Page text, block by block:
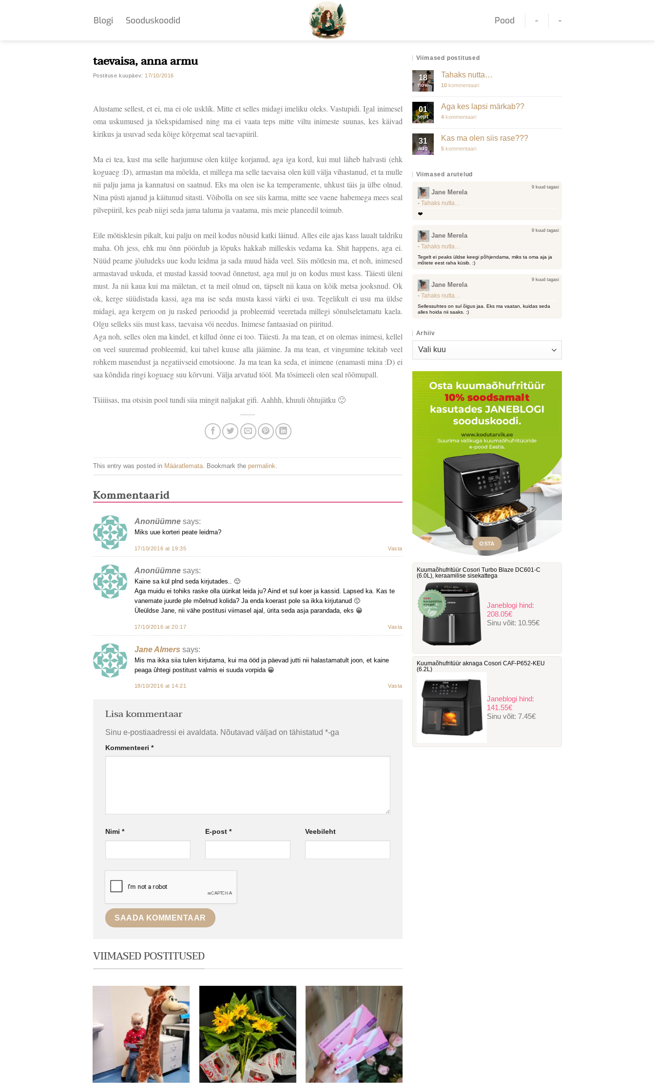
Blogi Sooduskoodid Pood - -
taevaisa, anna armu
Postituse kuupäev: 17/10/2016
Alustame sellest, et ei, ma ei ole usklik. Mitte et selles midagi imeliku oleks. Vastupidi. Igal inimesel
oma uskumused ja tõekspidamised ning ma ei vaata teps mitte viltu inimeste suunas, kes käivad
kirikus ja usuvad seda kõige kõrgemat seal taevapiiril.
Ma ei tea, kust ma selle harjumuse olen külge korjanud, aga iga kord, kui mul läheb halvasti (ehk
koguaeg :D), armastan ma mõelda, et millega ma selle taevaisa olen küll välja vihastanud, et ta mulle
nii palju jama ja kannatusi on saatnud. Eks ma olen ise ka temperamente, uhkust täis ja ülbe olnud.
Nina püsti ajanud ja käitunud sitasti. Võibolla on see siis karma, mitte see vaene habemega mees seal
pilvepiiril, kes peab niigi seda jama taluma ja vaatama, mis meie planeedil toimub.
Eile mõtisklesin pikalt, kui palju on meil kodus nõusid katki läinud. Alles eile ajas kass laualt taldriku
maha. Oh jess, ehk mu õnn pöördub ja lõpuks hakkab milleskis vedama ka. Shit happens, aga ei.
Nüüd peame jõuludeks uue kodu leidma ja sada muud häda veel. Siis mõtlesin ma, et noh, inimesed
armastavad uskuda, et mustad kassid toovad õnnetust, aga mul ju on kodus must kass. Täiesti üleni
must. Ja nii kaua kui ma mäletan, et ta meil olnud on, täpselt nii kaua on kõik metsa jooksnud. Ok
ok, kerge süüdistada kassi, aga ma ise seda musta kassi värki ei usu. Tegelikult ei usu ma üldse
midagi, aga kergem on ju rasked perioodid ja probleemid veeretada millegi sõnulseletamatu kaela.
Olgu selleks siis must kass, taevaisa või needus. Inimese fantaasiad on piiritud.
Aga noh, selles olen ma kindel, et killud õnne ei too. Täiesti. Ja ma tean, et on olemas inimesi, kellel
on veel suuremad probleemid, kui talvel kuuse alla jäämine. Ja ma tean, et vingumine tekitab veel
rohkem masendust ja negatiivseid emotsioone. Ja ma tean ka seda, et inimene (enamasti mina :D) ei
saa kõndida ringi koguaeg suu kõrvuni. Välja arvatud tööl. Ma tõsimeeli olen seal rõõmupall.
Tšiiiisas, ma otsisin pool tundi siia mingit naljakat gifi. Aahhh, khuuli õhtujätku 🙂
This entry was posted in Määratlemata. Bookmark the permalink
Kommentaarid
Anonüümne says:
Miks uue korteri peate leidma?
17/10/2016 at 19:35 Vasta
Anonüümne says:
Kaine sa kül plnd seda kirjutades.. 🙂
Aga muidu ei tohiks raske olla üürikat leida ju? Aind et sul koer ja kassid. Lapsed ka. Kas te
vanemate juurde ple mõelnud kolida? Ja enda koerast pole sa ikka kirjutanud 🙁
Üleüldse Jane, nii vähe postitusi viimasel ajal, ürita seda asja parandada, eks 😀
17/10/2016 at 20:17 Vasta
Jane Almers says:
Mis ma ikka siia tulen kirjutama, kui ma ööd ja päevad jutti nii halastamatult joon, et kaine
peaga ûhtegi postitust valmis ei suuda vorpida 😀
18/10/2016 at 14:21 Vasta
Lisa kommentaar
Sinu e-postiaadressi ei avaldata. Nõutavad väljad on tähistatud *-ga
Kommenteeri *
Nimi * E-post * Veebileht
VIIMASED POSTITUSED
Viimased postitused
18
nov.
Tahaks nutta…
10kommentaari
01
sept
Aga kes lapsi märkab??
4kommentaari
31
aug
Kas ma olen siis rase???
5kommentaari
Viimased arutelud
Jane Merela
9 kuud tagasi
- Tahaks nutta…
❤️
Jane Merela
9 kuud tagasi
- Tahaks nutta…
Tegelt ei peaks üldse keegi põhjendama, miks ta oma aja ja
mõtete eest raha küsib. :)
Jane Merela
9 kuud tagasi
- Tahaks nutta…
Sellessuhtes on sul õigus jaa. Eks ma vaatan, kuidas seda
alles hoida nii saaks. :)
Arhiiv
Arhiiv
OSTA
Kuumaõhufritüür Cosori Turbo Blaze DC601-C
‎(6.0L), keraamilise sisekattega
Janeblogi hind:
208.05€
Sinu võit: 10.95€
Kuumaõhufritüür aknaga Cosori ‎CAF-P652-KEU
(6.2L)
Janeblogi hind:
141.55€
Sinu võit:7.45€